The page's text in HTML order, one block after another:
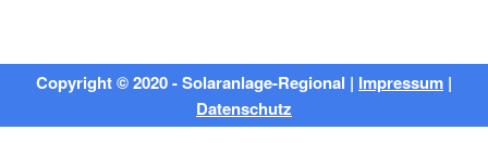
Copyright © 2020 - Solaranlage-Regional | Impressum |
Datenschutz